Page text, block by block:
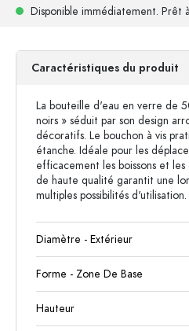
Disponible immédiatement. Prêt
Caractéristiques du produit
La bouteille d'eau en verre de
noirs » séduit par son design
décoratifs. Le bouchon à vis
étanche. Idéale pour les
efficacement les boissons et
de haute qualité garantit une
multiples possibilités d'utilisation.
Diamètre - Extérieur
Forme - Zone De Base
Hauteur